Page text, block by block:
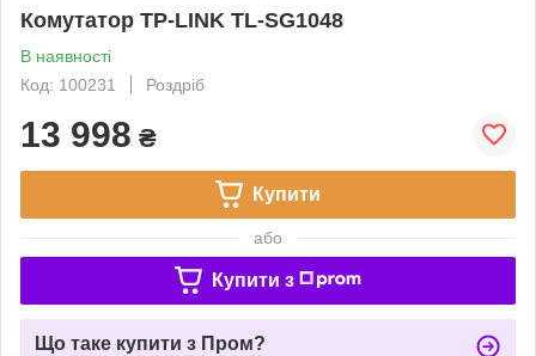
Комутатор TP-LINK TL-SG1048
В наявності
Код: 100231
Роздріб
13 998 ₴
Купити
або
Купити з
Що таке купити з Пром?